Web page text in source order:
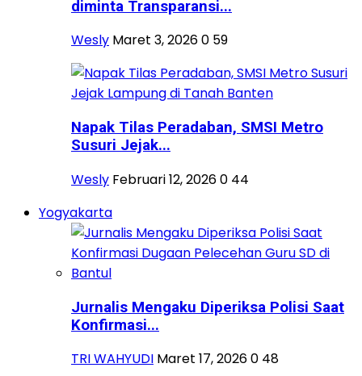
diminta Transparansi...
Wesly Maret 3, 20260 59
Napak Tilas Peradaban, SMSI Metro
Susuri Jejak...
Wesly Februari 12, 20260 44
Yogyakarta
Jurnalis Mengaku Diperiksa Polisi Saat
Konfirmasi...
TRI WAHYUDI Maret 17, 20260 48